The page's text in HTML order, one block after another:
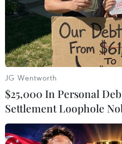
#John Bolton
#Hàn Quốc
#cựu Cố vấn An ninh quốc gia
Theo dõi VietnamPlus
JG Wentworth
$25,000 In Personal
Settlement Loophole